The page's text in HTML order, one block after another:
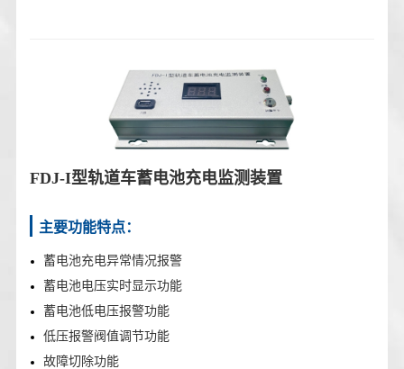
FDJ-I型轨道车蓄电池充电监测装置
主要功能特点：
蓄电池充电异常情况报警
蓄电池电压实时显示功能
蓄电池低电压报警功能
低压报警阀值调节功能
故障切除功能